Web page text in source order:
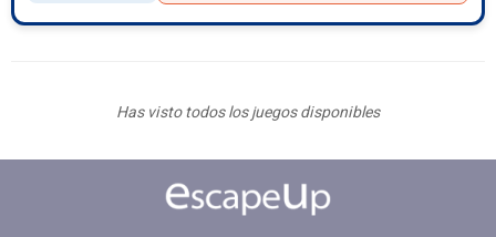
Has visto todos los juegos disponibles